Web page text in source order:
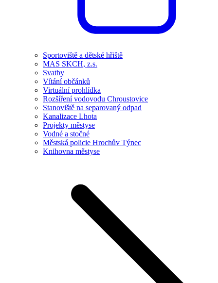
Sportoviště a dětské hřiště
MAS SKCH, z.s.
Svatby
Vítání občánků
Virtuální prohlídka
Rozšíření vodovodu Chroustovice
Stanoviště na separovaný odpad
Kanalizace Lhota
Projekty městyse
Vodné a stočné
Městská policie Hrochův Týnec
Knihovna městyse